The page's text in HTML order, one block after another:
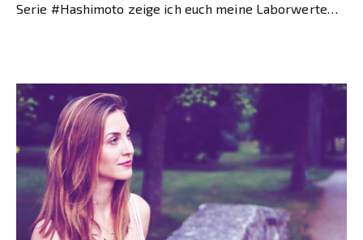
Serie #Hashimoto zeige ich euch meine Laborwerte